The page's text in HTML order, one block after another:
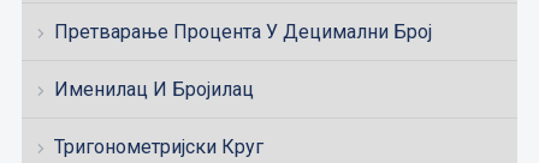
Претварање Процента У Децимални Број
Именилац И Бројилац
Тригонометријски Круг